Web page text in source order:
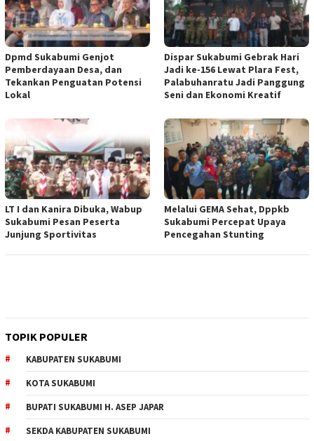
Dpmd Sukabumi Genjot
Pemberdayaan Desa, dan
Tekankan Penguatan Potensi
Lokal
Dispar Sukabumi Gebrak Hari
Jadi ke-156 Lewat Plara Fest,
Palabuhanratu Jadi Panggung
Seni dan Ekonomi Kreatif
LT I dan Kanira Dibuka, Wabup
Sukabumi Pesan Peserta
Junjung Sportivitas
Melalui GEMA Sehat, Dppkb
Sukabumi Percepat Upaya
Pencegahan Stunting
TOPIK POPULER
KABUPATEN SUKABUMI
KOTA SUKABUMI
BUPATI SUKABUMI H. ASEP JAPAR
SEKDA KABUPATEN SUKABUMI